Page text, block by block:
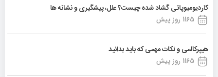
کاردیومیوپاتی گشاد شده چیست؟ علل، پیشگیری و نشانه ها
1165 روز پیش
هیپرکالمی و نکات مهمی که باید بدانید
1165 روز پیش